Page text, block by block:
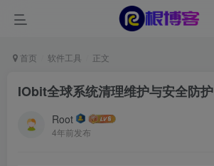
首页 软件工具 正文
IObit全球系统清理维护与安全防护
Root
4年前发布